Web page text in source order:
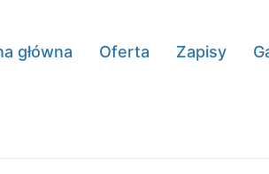
główna Oferta Zapisy